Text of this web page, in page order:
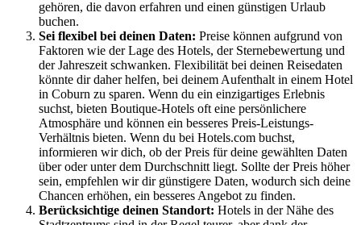
gehören, die davon erfahren und einen günstigen Urlaub
buchen.
Sei flexibel bei deinen Daten: Preise können aufgrund von
Faktoren wie der Lage des Hotels, der Sternebewertung und
der Jahreszeit schwanken. Flexibilität bei deinen Reisedaten
könnte dir daher helfen, bei deinem Aufenthalt in einem Hotel
in Coburn zu sparen. Wenn du ein einzigartiges Erlebnis
suchst, bieten Boutique-Hotels oft eine persönlichere
Atmosphäre und können ein besseres Preis-Leistungs-
Verhältnis bieten. Wenn du bei Hotels.com buchst,
informieren wir dich, ob der Preis für deine gewählten Daten
über oder unter dem Durchschnitt liegt. Sollte der Preis höher
sein, empfehlen wir dir günstigere Daten, wodurch sich deine
Chancen erhöhen, ein besseres Angebot zu finden.
Berücksichtige deinen Standort: Hotels in der Nähe des